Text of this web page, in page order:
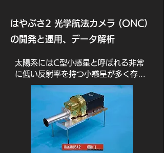
はやぶさ2 光学航法カメラ (ONC）
の開発と運用、データ解析
太陽系にはC型小惑星と呼ばれる非常
に低い反射率を持つ小惑星が多く存在
し、生命の起源となる物質を地球に供
給した可能性がある天体として注目さ
れています。はやぶさ２は近地球軌道
にある直径1 kmの小惑星リュウグウか
ら、C型小惑星のサンプルを世界で初
めて地球に持ち帰りました。